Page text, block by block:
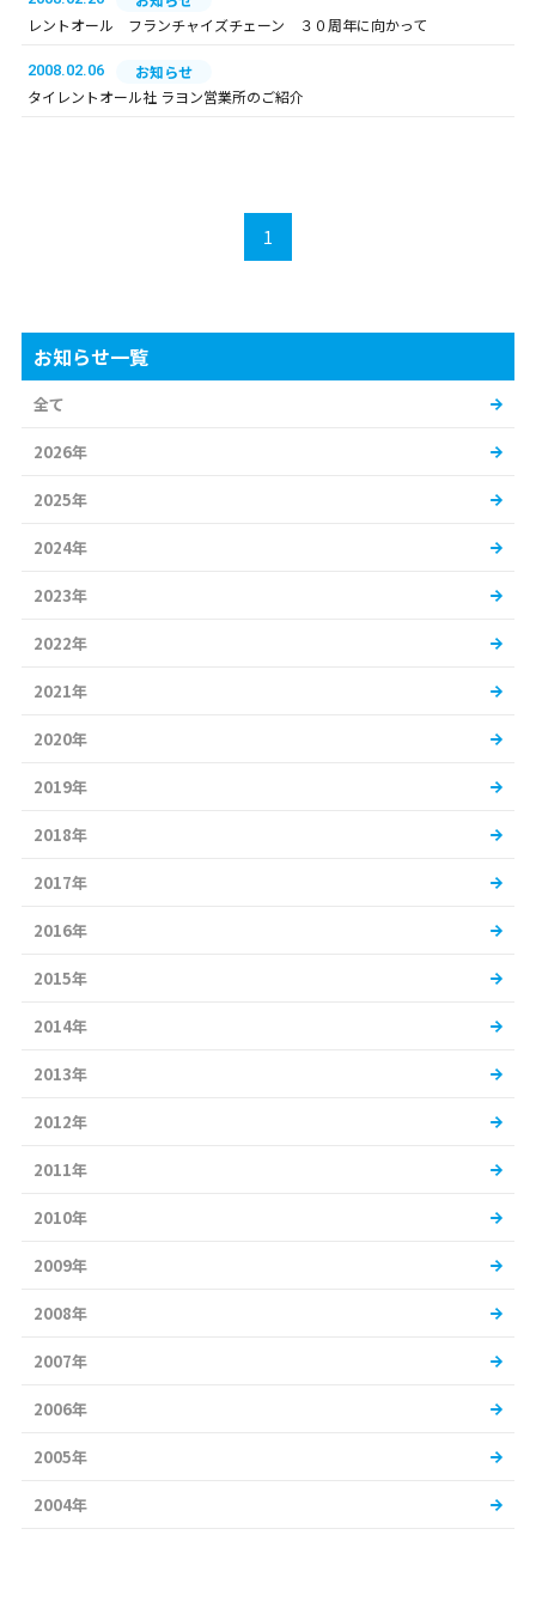
レントオール フランチャイズチェーン ３０周年に向かって
2008.02.06
お知らせ
タイレントオール社 ラヨン営業所のご紹介
1
お知らせ一覧
全て
2026年
2025年
2024年
2023年
2022年
2021年
2020年
2019年
2018年
2017年
2016年
2015年
2014年
2013年
2012年
2011年
2010年
2009年
2008年
2007年
2006年
2005年
2004年